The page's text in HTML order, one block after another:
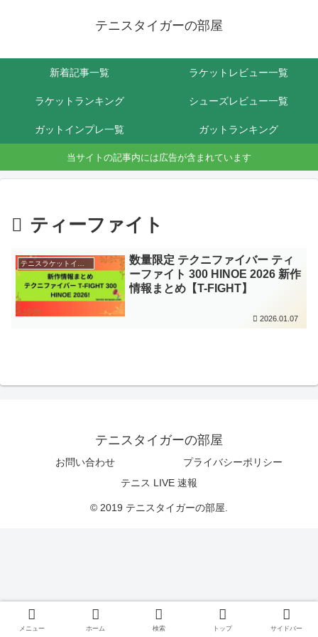
テニスタイガーの部屋
新着記事一覧 ラケットレビュー一覧
ラケットランキング シューズレビュー一覧
ガットインプレ一覧 ガットランキング
当サイトの記事内には広告が含まれています
ティーファイト
数量限定 テクニファイバー ティ
ーファイト 300 HINOE 2026 新作
情報まとめ【T-FIGHT】
2026.01.07
テニスタイガーの部屋
お問い合わせ
プライバシーポリシー
テニス LIVE 速報
© 2019 テニスタイガーの部屋.
メニュー ホーム 検索 トップ サイドバー